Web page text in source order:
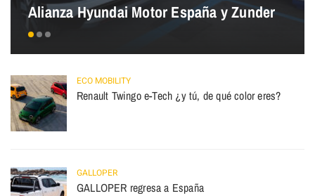
Alianza Hyundai Motor España y Zunder
ECO MOBILITY
Renault Twingo e-Tech ¿y tú, de qué color eres?
GALLOPER
GALLOPER regresa a España